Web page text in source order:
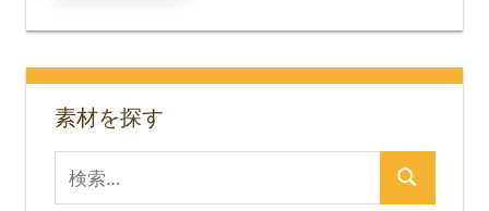
ー
ジ
送
り
素材を探す
索
検